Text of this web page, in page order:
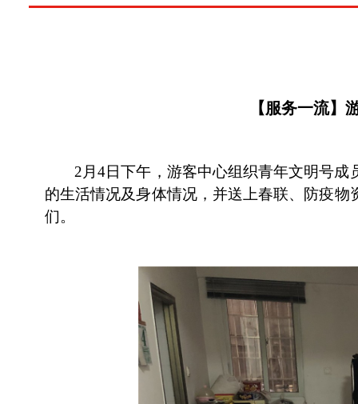
【服务一流】
2 月4日下午，游客中心组织青年文明号成
的生活情况及身体情况， 并送上春联、防疫物
们。